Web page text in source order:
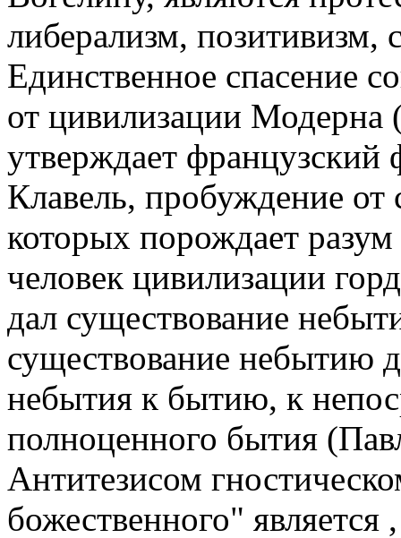
либерализм,
Единственное спасение
от цивилизации Модерна
утверждает
Клавель, пробуждение
которых порождает
человек цивилизации
дал существование
существование небытию
небытия к бытию, к
полноценного бытия
Антитезисом
божественного" является